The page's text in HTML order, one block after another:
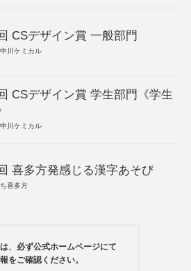
CSデザイン賞 一般部門
川ケミカル
CSデザイン賞 学生部門《学生
川ケミカル
喜多方発感じる漢字あそび
喜多方
、必ず公式ホームページにて
をご確認ください。